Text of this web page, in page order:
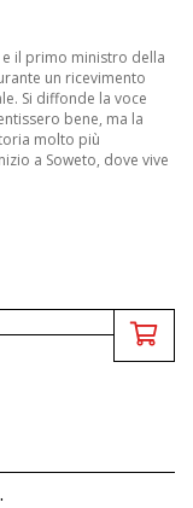
e il primo ministro della
un ricevimento
Si diffonde la voce
bene, ma la
molto più
a Soweto, dove vive